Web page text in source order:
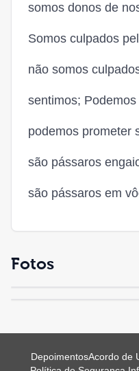
somos donos de
Somos culpados
não somos
sentimos;
podemos prometer
são pássaros
são pássaros em
Fotos
DepoimentosAcordo de